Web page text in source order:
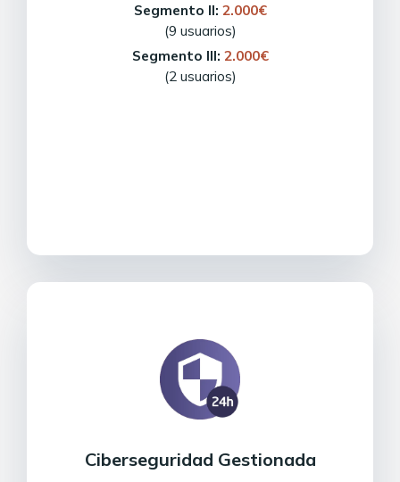
Segmento II: 2.000€
(9 usuarios)
Segmento III: 2.000€
(2 usuarios)
Ciberseguridad Gestionada